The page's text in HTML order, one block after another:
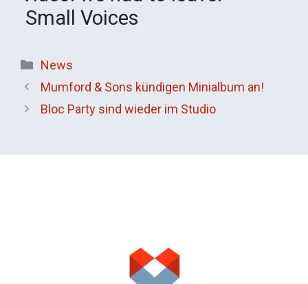
Small Voices
Kategorien
News
Mumford & Sons kündigen Minialbum an!
Bloc Party sind wieder im Studio